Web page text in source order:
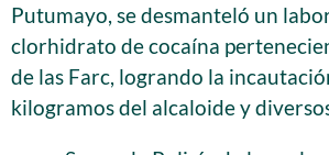
Putumayo, se desmanteló un
clorhidrato de cocaína
de las Farc, logrando la
kilogramos del alcaloide y